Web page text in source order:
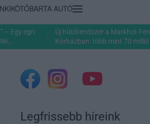
KIKÖTŐBARTA AUTÓ
– Egy egri
Új hűtőrendszer a Markhot
Kórházban: több mint 70 millió
Legfrissebb híreink